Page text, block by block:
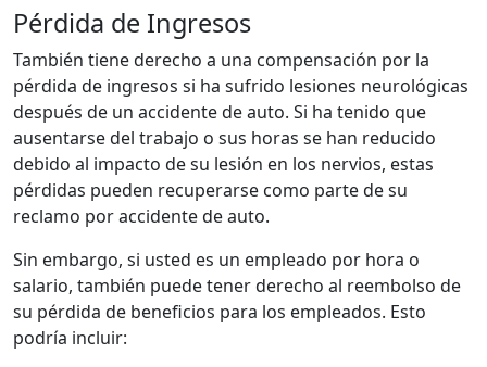
Pérdida de Ingresos
También tiene derecho a una compensación por la
pérdida de ingresos si ha sufrido lesiones neurológicas
después de un accidente de auto. Si ha tenido que
ausentarse del trabajo o sus horas se han reducido
debido al impacto de su lesión en los nervios, estas
pérdidas pueden recuperarse como parte de su
reclamo por accidente de auto.
Sin embargo, si usted es un empleado por hora o
salario, también puede tener derecho al reembolso de
su pérdida de beneficios para los empleados. Esto
podría incluir: